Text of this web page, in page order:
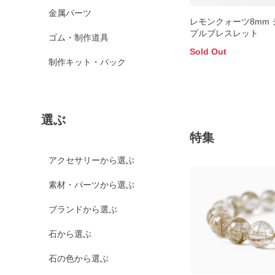
金属パーツ
ゴム・制作道具
制作キット・パック
選ぶ
アクセサリーから選ぶ
素材・パーツから選ぶ
ブランドから選ぶ
石から選ぶ
石の色から選ぶ
レモンクォーツ8mm
プルブレスレット
Sold Out
特集